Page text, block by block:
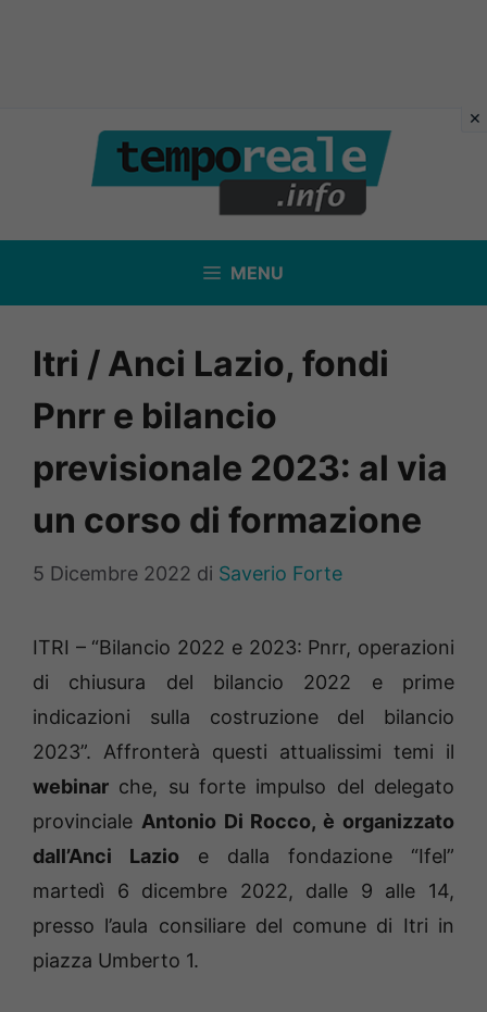
contenuto
MENU
Itri / Anci Lazio, fondi
Pnrr e bilancio
previsionale 2023: al via
un corso di formazione
5 Dicembre 2022 di Saverio Forte
ITRI – “Bilancio 2022 e 2023: Pnrr, operazioni
di chiusura del bilancio 2022 e prime
indicazioni sulla costruzione del bilancio
2023”. Affronterà questi attualissimi temi il
webinar che, su forte impulso del delegato
provinciale Antonio Di Rocco, è organizzato
dall’Anci Lazio e dalla fondazione “Ifel”
martedì 6 dicembre 2022, dalle 9 alle 14,
presso l’aula consiliare del comune di Itri in
piazza Umberto 1.